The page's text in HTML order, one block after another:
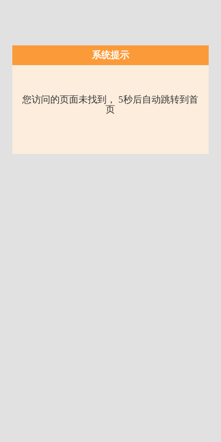
系统提示
您访问的页面未找到， 5秒后自动跳转到首
页